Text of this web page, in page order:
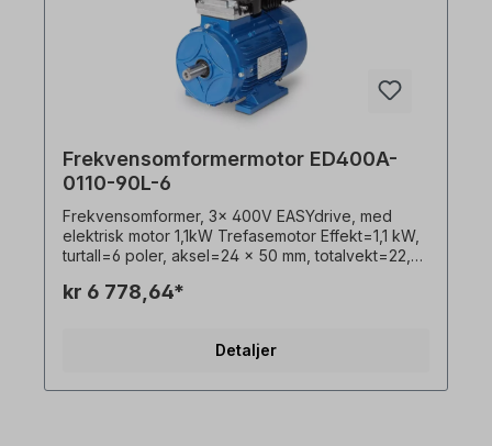
Frekvensomformermotor ED400A-
0110-90L-6
Frekvensomformer, 3x 400V EASYdrive, med
elektrisk motor 1,1kW Trefasemotor Effekt=1,1 kW,
turtall=6 poler, aksel=24 x 50 mm, totalvekt=22,8
400 V - 50 Hz, 3 x 460 V - 60 Hz (± 5 % i henhold
beskyttelsesklasse=IP55, Temperaturføler=3 x
plassering=øverst, Hus=trykkstøpt aluminium,
kr 6 778,64*
Detaljer